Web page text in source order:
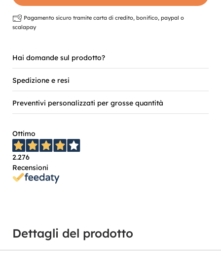
Pagamento sicuro tramite carta di credito, bonifico, paypal o
scalapay
Hai domande sul prodotto?
Spedizione e resi
Preventivi personalizzati per grosse quantità
Ottimo
2.276
Recensioni
Dettagli del prodotto